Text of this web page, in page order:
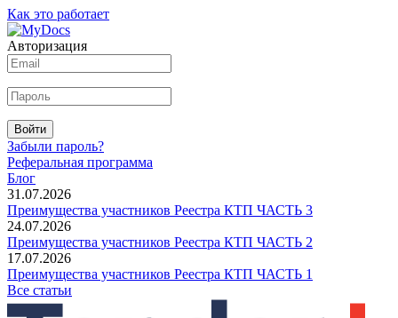
Как это работает
Авторизация
Войти
Забыли пароль?
Реферальная программа
Блог
31.07.2026
Преимущества участников Реестра КТП ЧАСТЬ 3
24.07.2026
Преимущества участников Реестра КТП ЧАСТЬ 2
17.07.2026
Преимущества участников Реестра КТП ЧАСТЬ 1
Все статьи